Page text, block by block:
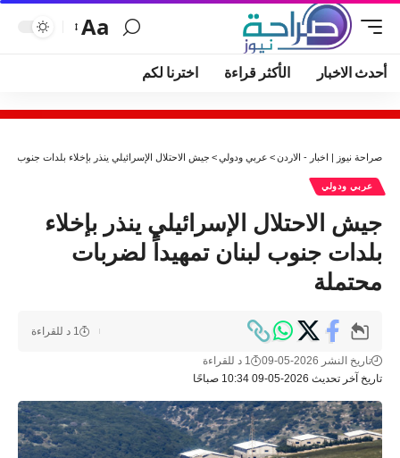
Aa
أحدث الاخبار الأكثر قراءة اخترنا لكم
صراحة نيوز | اخبار - الاردن> عربي ودولي> جيش الاحتلال الإسرائيلي ينذر بإخلاء بلدات جنوب
عربي ودولي
جيش الاحتلال الإسرائيلي ينذر بإخلاء
بلدات جنوب لبنان تمهيداً لضربات
محتملة
تاريخ آخر تحديث 2026-05-09 10:34 صباحًا
تاريخ النشر 2026-05-09 1 د للقراءة
1 د للقراءة